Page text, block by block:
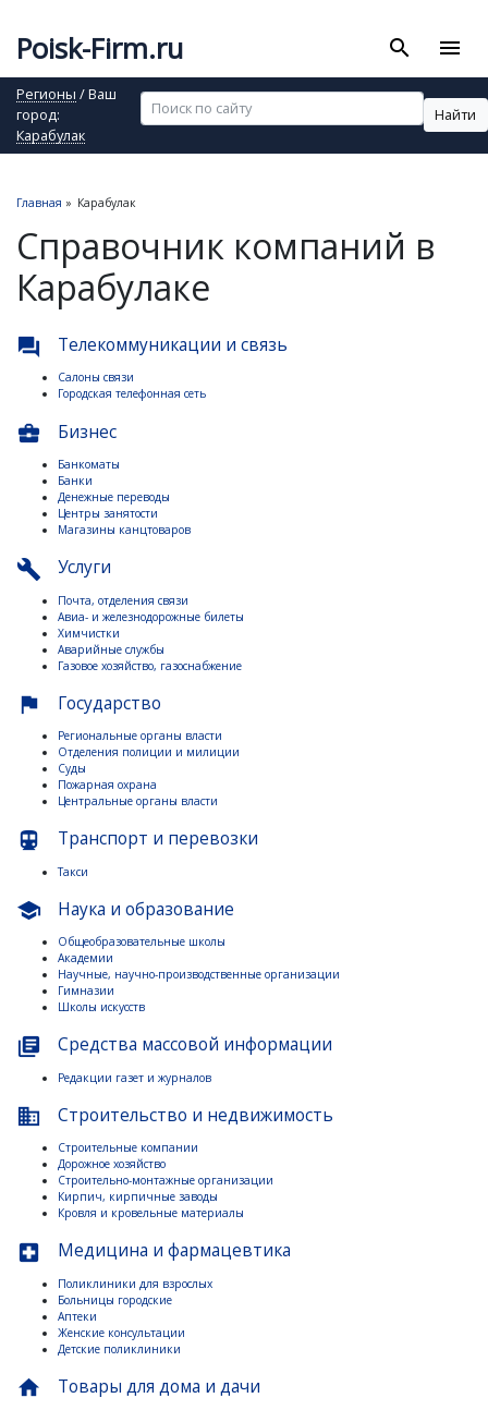
Poisk-Firm.ru search menu
Регионы / Ваш
город:
Карабулак
Найти
Главная » Карабулак
Справочник компаний в
Карабулаке
question_answer Телекоммуникации и связь
Салоны связи
Городская телефонная сеть
business_center Бизнес
Банкоматы
Банки
Денежные переводы
Центры занятости
Магазины канцтоваров
build Услуги
Почта, отделения связи
Авиа- и железнодорожные билеты
Химчистки
Аварийные службы
Газовое хозяйство, газоснабжение
flag Государство
Региональные органы власти
Отделения полиции и милиции
Суды
Пожарная охрана
Центральные органы власти
directions_subway Транспорт и перевозки
Такси
school Наука и образование
Общеобразовательные школы
Академии
Научные, научно-производственные организации
Гимназии
Школы искусств
library_books Средства массовой информации
Редакции газет и журналов
business Строительство и недвижимость
Строительные компании
Дорожное хозяйство
Строительно-монтажные организации
Кирпич, кирпичные заводы
Кровля и кровельные материалы
local_hospital Медицина и фармацевтика
Поликлиники для взрослых
Больницы городские
Аптеки
Женские консультации
Детские поликлиники
home Товары для дома и дачи